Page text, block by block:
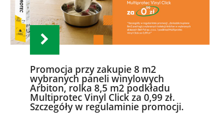
Promocja przy zakupie 8 m2
wybranych paneli winylowych
Arbiton, rolka 8,5 m2 podkładu
Multiprotec Vinyl Click za 0,99 zł.
Szczegóły w regulaminie promocji.